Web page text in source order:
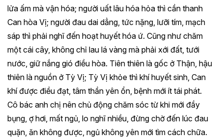
lửa ấm mà vận hóa; người uất lâu hóa hỏa thì cần thanh
Can hòa Vị; người đau dai dẳng, tức nặng, lưỡi tím, mạch
sáp thì phải nghĩ đến hoạt huyết hóa ứ. Cũng như chăm
một cái cây, không chỉ lau lá vàng mà phải xới đất, tưới
nước, giữ nắng gió điều hòa. Tiên thiên là gốc ở Thận, hậu
thiên là nguồn ở Tỳ Vị; Tỳ Vị khỏe thì khí huyết sinh, Can
khí được điều đạt, tâm thần yên ổn, bệnh mới ít tái phát.
Cô bác anh chị nên chủ động chăm sóc từ khi mới đầy
bụng, ợ hơi, mất ngủ, lo nghĩ nhiều, đừng chờ đến lúc đau
quặn, ăn không được, ngủ không yên mới tìm cách chữa.